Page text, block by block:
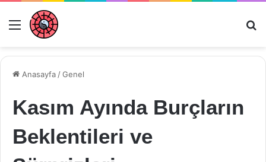
Menü
Anasayfa /Genel
Kasım Ayında Burçların
Beklentileri ve